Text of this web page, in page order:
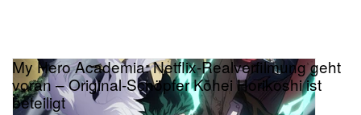
My Hero Academia: Netflix-Realverfilmung geht
voran – Original-Schöpfer Kōhei Horikoshi ist
beteiligt